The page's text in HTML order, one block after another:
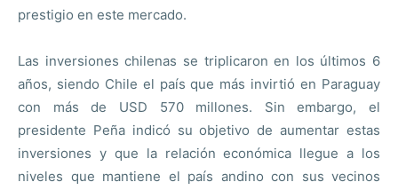
prestigio en este mercado.
Las inversiones chilenas se triplicaron en los últimos 6
años, siendo Chile el país que más invirtió en Paraguay
con más de USD 570 millones. Sin embargo, el
presidente Peña indicó su objetivo de aumentar estas
inversiones y que la relación económica llegue a los
niveles que mantiene el país andino con sus vecinos